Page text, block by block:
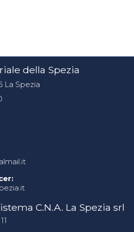
della Spezia
La Spezia
C.N.A. La Spezia srl